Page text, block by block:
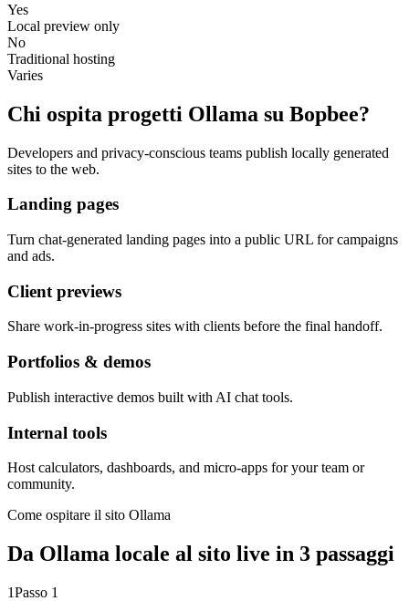
Yes
Local preview only
No
Traditional hosting
Varies
Chi ospita progetti Ollama su Bopbee?
Developers and privacy-conscious teams publish locally generated
sites to the web.
Landing pages
Turn chat-generated landing pages into a public URL for campaigns
and ads.
Client previews
Share work-in-progress sites with clients before the final handoff.
Portfolios & demos
Publish interactive demos built with AI chat tools.
Internal tools
Host calculators, dashboards, and micro-apps for your team or
community.
Come ospitare il sito Ollama
Da Ollama locale al sito live in 3 passaggi
1Passo 1